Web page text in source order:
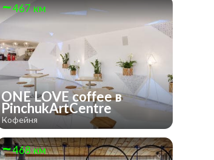
467 км
ONE LOVE coffee в
PinchukArtCentre
Кофейня
468 км